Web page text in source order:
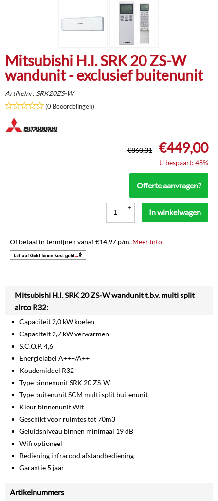
Mitsubishi H.I. SRK 20 ZS-W
wandunit - exclusief buitenunit
Artikelnr: SRK20ZS-W
(0 Beoordelingen)
€860,31 €449,00
U bespaart: 48%
Offerte aanvragen?
+
-
In winkelwagen
Of betaal in termijnen vanaf€14,97 p/m. Meer info
Mitsubishi H.I. SRK 20 ZS-W wandunit t.b.v. multi split
airco R32:
Capaciteit 2,0 kW koelen
Capaciteit 2,7 kW verwarmen
S.C.O.P. 4,6
Energielabel A+++/A++
Koudemiddel R32
Type binnenunit SRK 20 ZS-W
Type buitenunit SCM multi split buitenunit
Kleur binnenunit Wit
Geschikt voor ruimtes tot 70m3
Geluidsniveau binnen minimaal 19 dB
Wifi optioneel
Bediening infrarood afstandbediening
Garantie 5 jaar
Artikelnummers